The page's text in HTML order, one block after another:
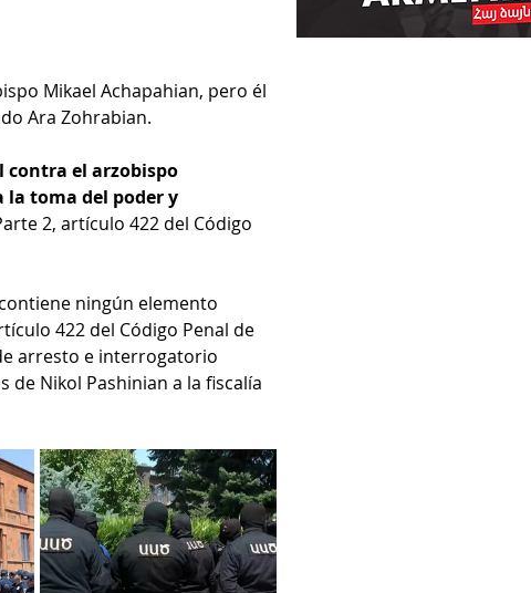
Mikael Achapahian, pero él
Ara Zohrabian.
contra el arzobispo
la toma del poder y
2, artículo 422 del Código
ningún elemento
422 del Código Penal de
arresto e interrogatorio
Nikol Pashinian a la fiscalía